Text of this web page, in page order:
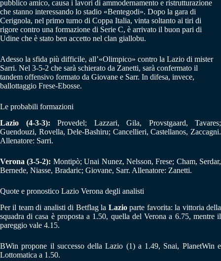
pubblico amico, causa i lavori di ammodernamento e ristrutturazione
che stanno interessando lo stadio «Bentegodi». Dopo la gara di
Cerignola, nel primo turno di Coppa Italia, vinta soltanto ai tiri di
rigore contro una formazione di Serie C, è arrivato il buon pari di
Udine che è stato ben accetto nel clan giallobu.
Adesso la sfida più difficile, all’«Olimpico» contro la Lazio di mister
Sarri. Nel 3-5-2 che sarà schierato da Zanetti, sarà confermato il
tandem offensivo formato da Giovane e Sarr. In difesa, invece,
ballottaggio Frese-Ebosse.
Le probabili formazioni
Lazio (4-3-3): Provedel; Lazzari, Gila, Provstgaard, Tavares;
Guendouzi, Rovella, Dele-Bashiru; Cancellieri, Castellanos, Zaccagni.
Allenatore: Sarri.
Verona (3-5-2): Montipò; Unai Nunez, Nelsson, Frese; Cham, Serdar,
Bernede, Niasse, Bradaric; Giovane, Sarr. Allenatore: Zanetti.
Quote e pronostico Lazio Verona degli analisti
Per il team di analisti di Betflag la Lazioparte favorita: la vittoria della
squadra di casa è proposta a 1.50, quella del Verona a 6.75, mentre il
pareggio vale 4.15.
BWin propone il successo della Lazio (1) a 1.49, Snai, PlanetWin e
Lottomatica a 1.50.